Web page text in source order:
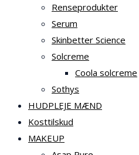
Renseprodukter
Serum
Skinbetter Science
Solcreme
Coola solcreme
Sothys
HUDPLEJE MÆND
Kosttilskud
MAKEUP